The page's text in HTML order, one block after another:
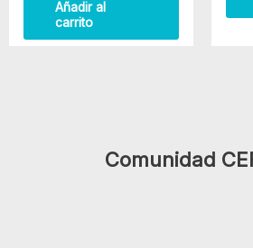
Añadir al
carrito
Comunidad